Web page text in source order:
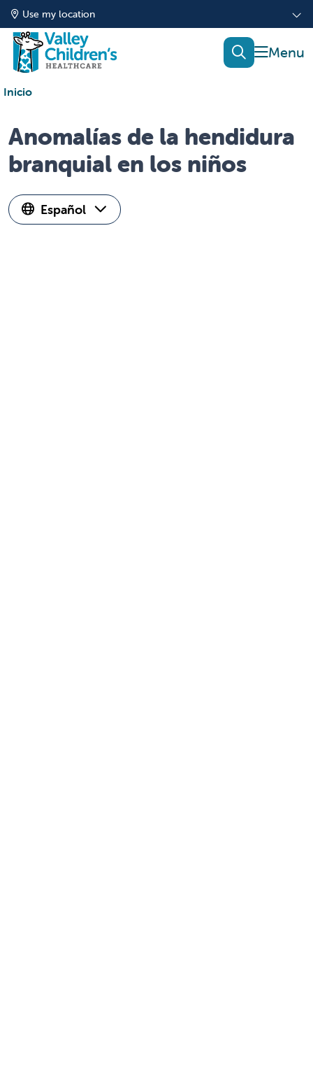
Use my location
show
search
Inicio
Anomalías de la hendidura
branquial en los niños
Español